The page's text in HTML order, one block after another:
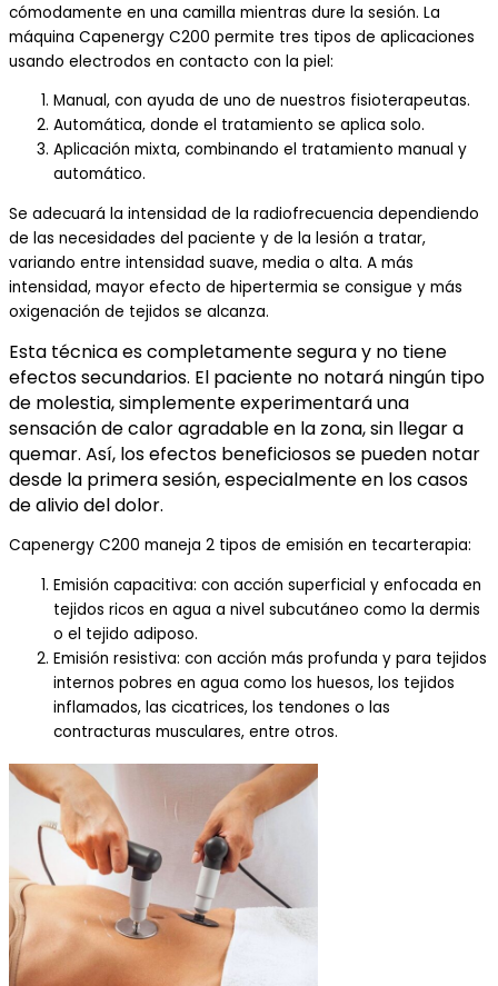
cómodamente en una camilla mientras dure la sesión. La
máquina Capenergy C200 permite tres tipos de aplicaciones
usando electrodos en contacto con la piel:
Manual, con ayuda de uno de nuestros fisioterapeutas.
Automática, donde el tratamiento se aplica solo.
Aplicación mixta, combinando el tratamiento manual y
automático.
Se adecuará la intensidad de la radiofrecuencia dependiendo
de las necesidades del paciente y de la lesión a tratar,
variando entre intensidad suave, media o alta. A más
intensidad, mayor efecto de hipertermia se consigue y más
oxigenación de tejidos se alcanza.
Esta técnica es completamente segura y no tiene
efectos secundarios. El paciente no notará ningún tipo
de molestia, simplemente experimentará una
sensación de calor agradable en la zona, sin llegar a
quemar. Así, los efectos beneficiosos se pueden notar
desde la primera sesión, especialmente en los casos
de alivio del dolor.
Capenergy C200 maneja 2 tipos de emisión en tecarterapia:
Emisión capacitiva: con acción superficial y enfocada en
tejidos ricos en agua a nivel subcutáneo como la dermis
o el tejido adiposo.
Emisión resistiva: con acción más profunda y para tejidos
internos pobres en agua como los huesos, los tejidos
inflamados, las cicatrices, los tendones o las
contracturas musculares, entre otros.